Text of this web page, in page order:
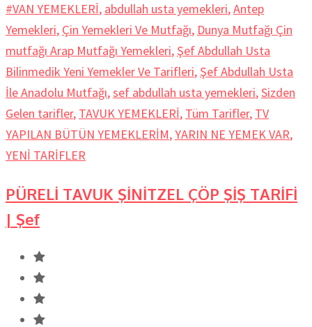
#VAN YEMEKLERİ, abdullah usta yemekleri,Antep
Yemekleri, Çin Yemekleri Ve Mutfağı, Dunya Mutfağı Çin
mutfağı Arap Mutfağı Yemekleri, Şef Abdullah Usta
Bilinmedik Yeni Yemekler Ve Tarifleri, Şef Abdullah Usta
İle Anadolu Mutfağı,sef abdullah usta yemekleri,Sizden
Gelen tarifler, TAVUK YEMEKLERİ, Tüm Tarifler, TV
YAPILAN BÜTÜN YEMEKLERİM,YARIN NE YEMEK VAR,
YENİ TARİFLER
PÜRELİ TAVUK ŞİNİTZEL ÇÖP ŞİŞ TARİFİ
| Şef